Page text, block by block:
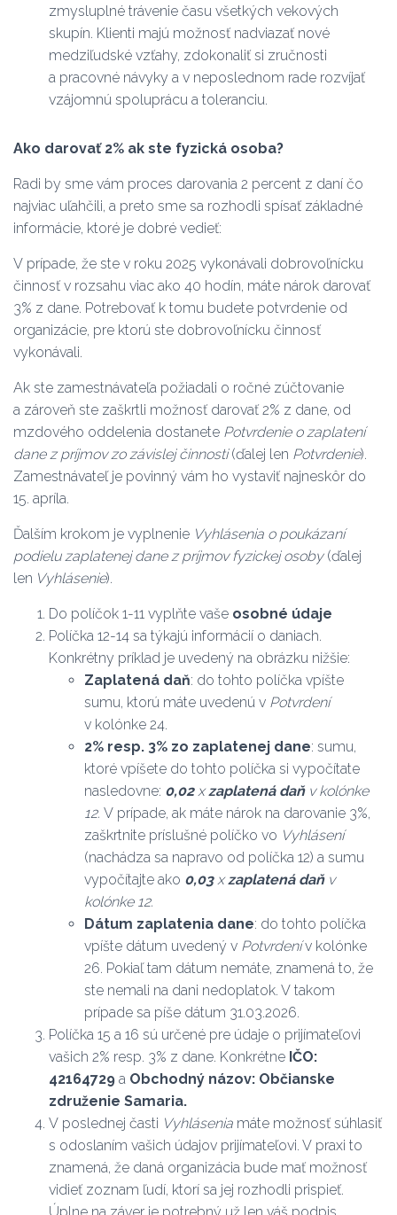
zmysluplné trávenie času všetkých vekových
skupín. Klienti majú možnosť nadviazať nové
medziľudské vzťahy, zdokonaliť si zručnosti
a pracovné návyky a v neposlednom rade rozvíjať
vzájomnú spoluprácu a toleranciu.
Ako darovať 2% ak ste fyzická osoba?
Radi by sme vám proces darovania 2 percent z daní čo
najviac uľahčili, a preto sme sa rozhodli spísať základné
informácie, ktoré je dobré vedieť:
V prípade, že ste v roku 2025 vykonávali dobrovoľnícku
činnosť v rozsahu viac ako 40 hodín, máte nárok darovať
3% z dane. Potrebovať k tomu budete potvrdenie od
organizácie, pre ktorú ste dobrovoľnícku činnosť
vykonávali.
Ak ste zamestnávateľa požiadali o ročné zúčtovanie
a zároveň ste zaškrtli možnosť darovať 2% z dane, od
mzdového oddelenia dostanete Potvrdenie o zaplatení
dane z príjmov zo závislej činnosti(ďalej len Potvrdenie).
Zamestnávateľ je povinný vám ho vystaviť najneskôr do
15. apríla.
Ďalším krokom je vyplnenie Vyhlásenia o poukázaní
podielu zaplatenej dane z príjmov fyzickej osoby(ďalej
len Vyhlásenie).
Do políčok 1-11 vyplňte vaše osobné údaje
Políčka 12-14 sa týkajú informácií o daniach.
Konkrétny príklad je uvedený na obrázku nižšie:
Zaplatená daň: do tohto políčka vpíšte
sumu, ktorú máte uvedenú v Potvrdení
v kolónke 24.
2% resp. 3% zo zaplatenej dane: sumu,
ktoré vpíšete do tohto políčka si vypočítate
nasledovne: 0,02xzaplatená daňv kolónke
12. V prípade, ak máte nárok na darovanie 3%,
zaškrtnite príslušné políčko vo Vyhlásení
(nachádza sa napravo od políčka 12) a sumu
vypočítajte ako 0,03xzaplatená daň v
kolónke 12.
Dátum zaplatenia dane: do tohto políčka
vpíšte dátum uvedený v Potvrdenív kolónke
26. Pokiaľ tam dátum nemáte, znamená to, že
ste nemali na dani nedoplatok. V takom
prípade sa píše dátum 31.03.2026.
Políčka 15 a 16 sú určené pre údaje o prijímateľovi
vašich 2% resp. 3% z dane. Konkrétne IČO:
42164729 a Obchodný názov: Občianske
združenie Samaria.
V poslednej časti Vyhlásenia máte možnosť súhlasiť
s odoslaním vašich údajov prijímateľovi. V praxi to
znamená, že daná organizácia bude mať možnosť
vidieť zoznam ľudí, ktorí sa jej rozhodli prispieť.